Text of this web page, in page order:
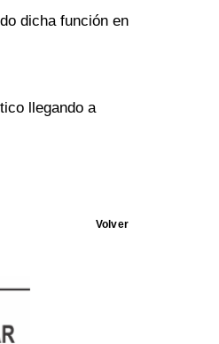
dicha función en
llegando a
Volver